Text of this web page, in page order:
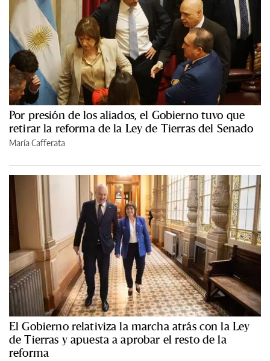
Por presión de los aliados, el Gobierno tuvo que
retirar la reforma de la Ley de Tierras del Senado
María Cafferata
El Gobierno relativiza la marcha atrás con la Ley
de Tierras y apuesta a aprobar el resto de la
reforma